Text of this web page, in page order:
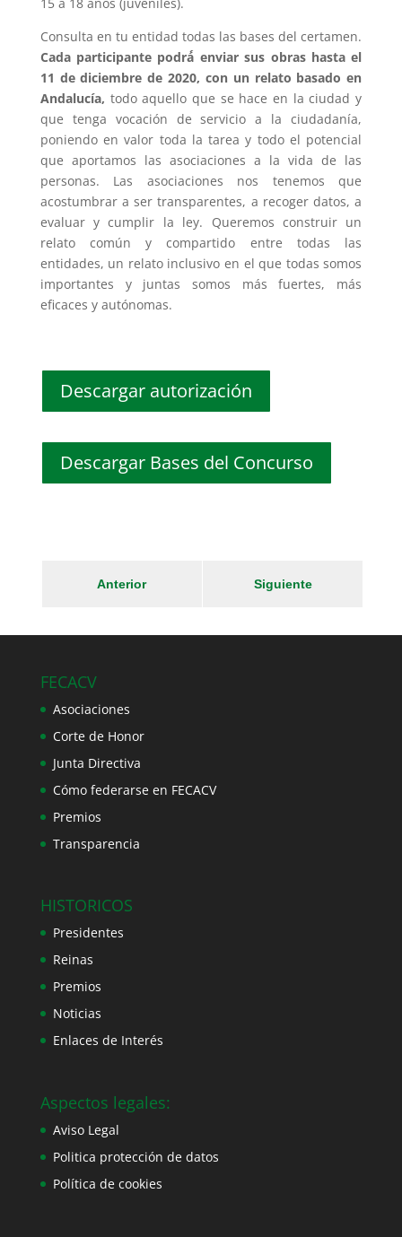
Consulta en tu entidad todas las bases del certamen.
Cada participante podrá́ enviar sus obras hasta el
11 de diciembre de 2020, con un relato basado en
Andalucía, todo aquello que se hace en la ciudad y
que tenga vocación de servicio a la ciudadanía,
poniendo en valor toda la tarea y todo el potencial
que aportamos las asociaciones a la vida de las
personas. Las asociaciones nos tenemos que
acostumbrar a ser transparentes, a recoger datos, a
evaluar y cumplir la ley. Queremos construir un
relato común y compartido entre todas las
entidades, un relato inclusivo en el que todas somos
importantes y juntas somos más fuertes, más
eficaces y autónomas.
Descargar autorización
Descargar Bases del Concurso
Anterior Siguiente
FECACV
Asociaciones
Corte de Honor
Junta Directiva
Cómo federarse en FECACV
Premios
Transparencia
HISTORICOS
Presidentes
Reinas
Premios
Noticias
Enlaces de Interés
Aspectos legales:
Aviso Legal
Politica protección de datos
Política de cookies